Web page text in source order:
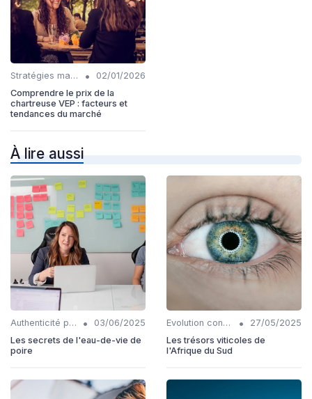
Stratégies marketing •
02/01/2026
Comprendre le prix de la
chartreuse VEP : facteurs et
tendances du marché
À lire aussi
Authenticité produits •
03/06/2025
Les secrets de l'eau-de-vie de
poire
Evolution consommation •
27/05/2025
Les trésors viticoles de
l'Afrique du Sud